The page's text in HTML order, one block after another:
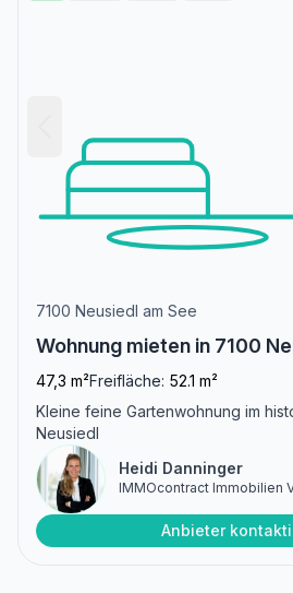
7100 Neusiedl am See
Wohnung mieten in 7100
47,3 m²Freifläche: 52.1 m²
Kleine feine Gartenwohnung im
Neusiedl
Heidi Danninger
IMMOcontract Immobilien
Anbieter